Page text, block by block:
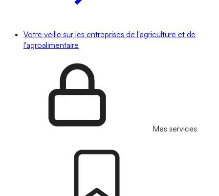
Votre veille sur les entreprises de l'agriculture et de
l'agroalimentaire
Mes services